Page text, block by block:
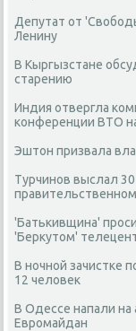
Депутат от
Ленину
В Кыргызстане
старению
Индия отвергла
конференции ВТО
Эштон призвала
Турчинов выслал
'Батькивщина'
'Беркутом'
В ночной зачистке
12 человек
В Одессе напали
Евромайдан